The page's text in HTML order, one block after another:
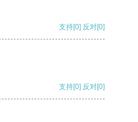
支持[0] 反对[0]
支持[0] 反对[0]